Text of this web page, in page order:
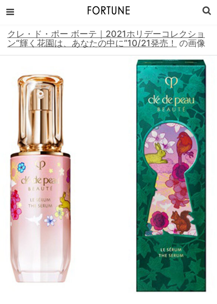
クレ・ド・ポー ボーテ｜2021ホリデーコレクショ
ン“輝く花園は、あなたの中に”10/21発売！
の画像